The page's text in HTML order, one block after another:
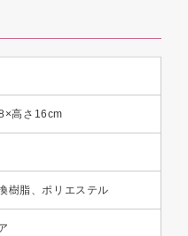
高さ16cm
樹脂、ポリエステル